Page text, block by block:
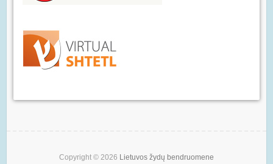
Copyright © 2026 Lietuvos žydų bendruomene